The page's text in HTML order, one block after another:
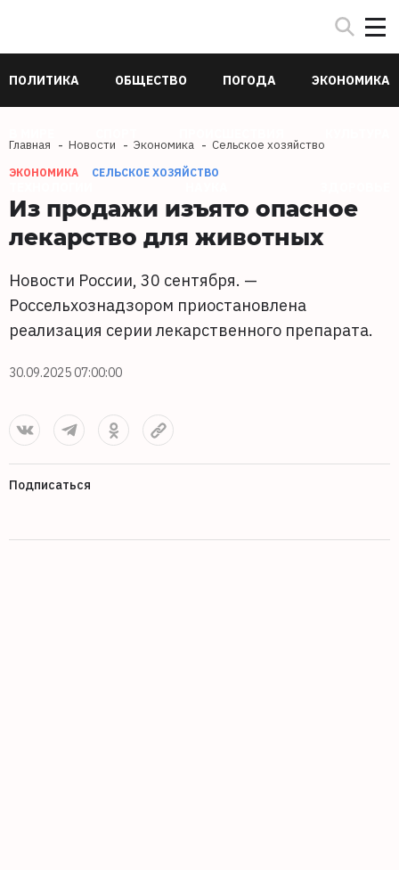
ПОЛИТИКА ОБЩЕСТВО ПОГОДА ЭКОНОМИКА
Главная Новости Экономика Сельское хозяйство
ЭКОНОМИКА СЕЛЬСКОЕ ХОЗЯЙСТВО
Из продажи изъято опасное
лекарство для животных
Новости России, 30 сентября. —
Россельхознадзором приостановлена
реализация серии лекарственного препарата.
30.09.2025 07:00:00
Подписаться